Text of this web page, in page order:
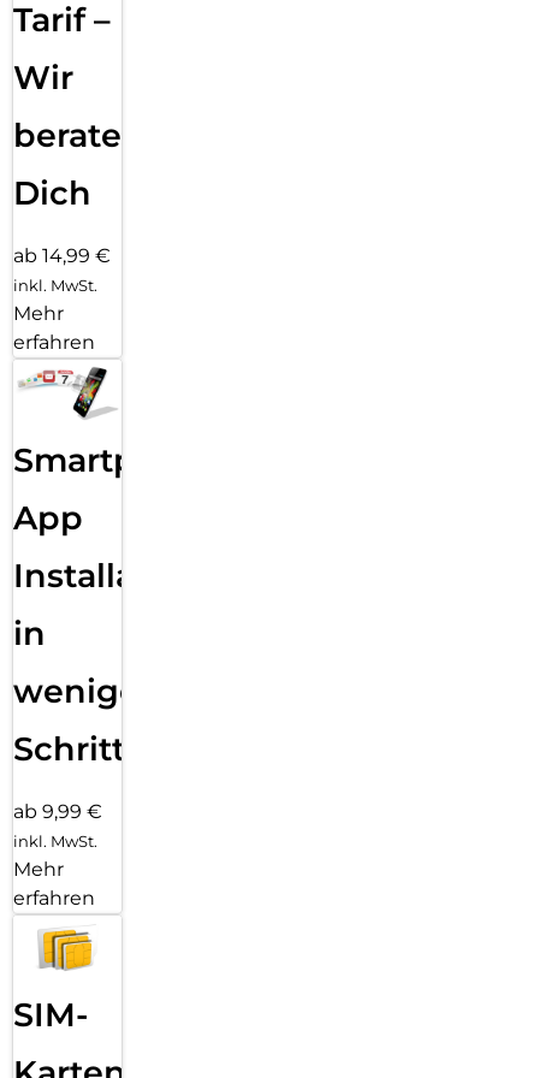
ausgewählter Produkte aus dem PanzerGlass Kernsortiment.
Tarif –
Wir
beraten
Dich
ab 14,99 €
inkl. MwSt.
Mehr
erfahren
Smartphone
App
Installation
in
wenigen
Schritten
ab 9,99 €
inkl. MwSt.
Mehr
erfahren
SIM-